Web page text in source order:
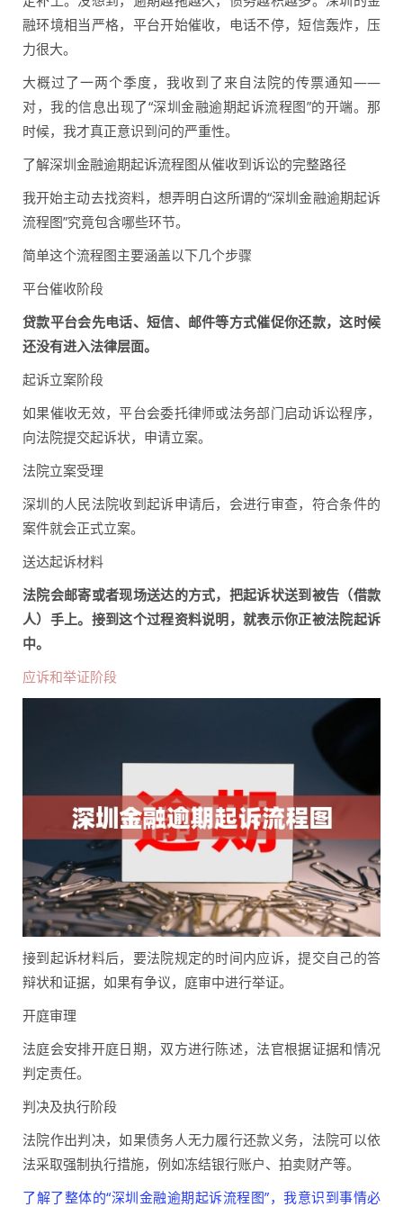
融环境相当严格，平台开始催收，电话不停，短信轰炸，压
力很大。
大概过了一两个季度，我收到了来自法院的传票通知——
对，我的信息出现了“深圳金融逾期起诉流程图”的开端。那
时候，我才真正意识到问的严重性。
了解深圳金融逾期起诉流程图从催收到诉讼的完整路径
我开始主动去找资料，想弄明白这所谓的“深圳金融逾期起诉
流程图”究竟包含哪些环节。
简单这个流程图主要涵盖以下几个步骤
平台催收阶段
贷款平台会先电话、短信、邮件等方式催促你还款，这时候
还没有进入法律层面。
起诉立案阶段
如果催收无效，平台会委托律师或法务部门启动诉讼程序，
向法院提交起诉状，申请立案。
法院立案受理
深圳的人民法院收到起诉申请后，会进行审查，符合条件的
案件就会正式立案。
送达起诉材料
法院会邮寄或者现场送达的方式，把起诉状送到被告（借款
人）手上。接到这个过程资料说明，就表示你正被法院起诉
中。
应诉和举证阶段
接到起诉材料后，要法院规定的时间内应诉，提交自己的答
辩状和证据，如果有争议，庭审中进行举证。
开庭审理
法庭会安排开庭日期，双方进行陈述，法官根据证据和情况
判定责任。
判决及执行阶段
法院作出判决，如果债务人无力履行还款义务，法院可以依
法采取强制执行措施，例如冻结银行账户、拍卖财产等。
了解了整体的“深圳金融逾期起诉流程图”，我意识到事情必